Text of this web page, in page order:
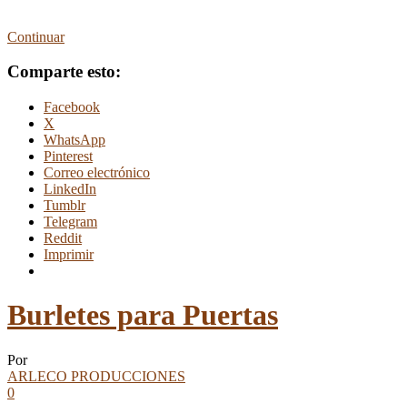
Continuar
Comparte esto:
Facebook
X
WhatsApp
Pinterest
Correo electrónico
LinkedIn
Tumblr
Telegram
Reddit
Imprimir
Burletes para Puertas
Por
ARLECO PRODUCCIONES
0